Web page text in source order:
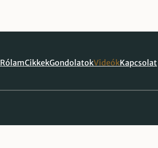
RólamCikkekGondolatokVideókKapcsolat